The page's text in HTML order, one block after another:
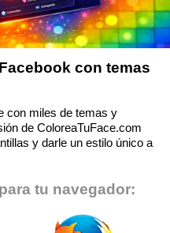
con temas
con miles de temas y
de ColoreaTuFace.com
y darle un estilo único a
tu navegador: